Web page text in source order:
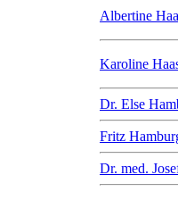
Albertine
Karoline
Dr. Else
Fritz
Dr. med.